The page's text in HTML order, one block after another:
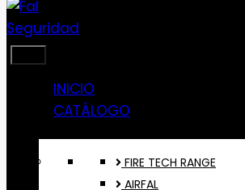
INICIO
CATÁLOGO
FIRE TECH RANGE
AIRFAL